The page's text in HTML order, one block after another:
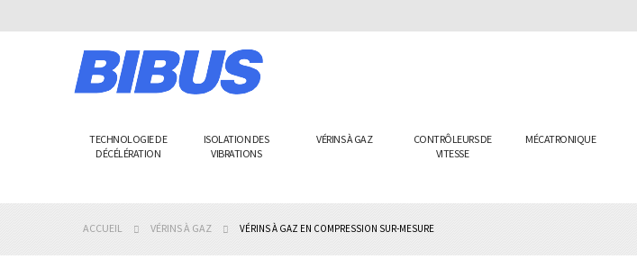
Allez
au
contenu
TECHNOLOGIE DE
DÉCÉLÉRATION
ISOLATION DES
VIBRATIONS
VÉRINS À GAZ
CONTRÔLEURS DE
VITESSE
MÉCATRONIQUE
ACCUEIL VÉRINS À GAZ VÉRINS À GAZ EN COMPRESSION SUR-MESURE